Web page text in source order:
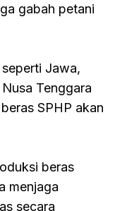
gabah petani
Jawa,
Tenggara
SPHP akan
beras
menjaga
secara